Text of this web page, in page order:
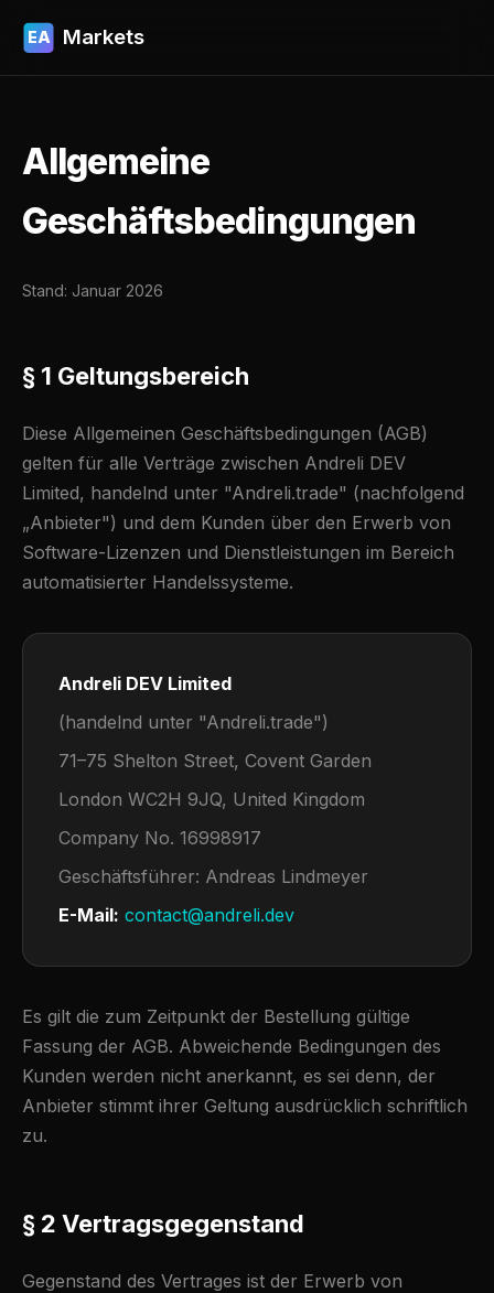
EA Markets
Allgemeine
Geschäftsbedingungen
Stand: Januar 2026
§ 1 Geltungsbereich
Diese Allgemeinen Geschäftsbedingungen (AGB)
gelten für alle Verträge zwischen Andreli DEV
Limited, handelnd unter "Andreli.trade" (nachfolgend
„Anbieter") und dem Kunden über den Erwerb von
Software-Lizenzen und Dienstleistungen im Bereich
automatisierter Handelssysteme.
Andreli DEV Limited
(handelnd unter "Andreli.trade")
71–75 Shelton Street, Covent Garden
London WC2H 9JQ, United Kingdom
Company No. 16998917
Geschäftsführer: Andreas Lindmeyer
E-Mail: contact@andreli.dev
Es gilt die zum Zeitpunkt der Bestellung gültige
Fassung der AGB. Abweichende Bedingungen des
Kunden werden nicht anerkannt, es sei denn, der
Anbieter stimmt ihrer Geltung ausdrücklich schriftlich
zu.
§ 2 Vertragsgegenstand
Gegenstand des Vertrages ist der Erwerb von